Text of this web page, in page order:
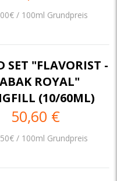
/ 100ml Grundpreis
SET "FLAVORIST -
ROYAL"
(10/60ML)
50,60 €
/ 100ml Grundpreis